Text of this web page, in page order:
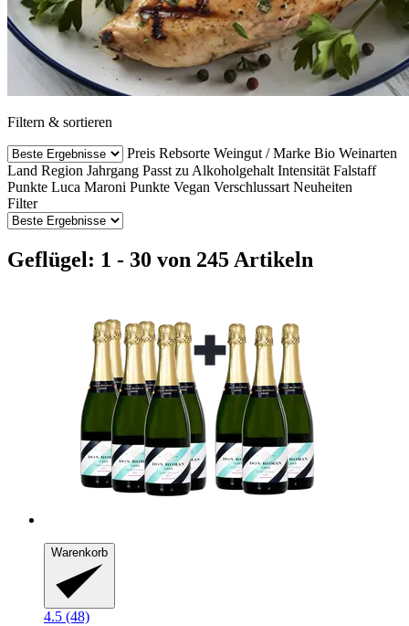
Filtern & sortieren
Preis Rebsorte Weingut / Marke Bio Weinarten
Land Region Jahrgang Passt zu Alkoholgehalt Intensität Falstaff
Punkte Luca Maroni Punkte Vegan Verschlussart Neuheiten
Filter
Geflügel: 1 - 30 von 245 Artikeln
Warenkorb
4.5 (48)